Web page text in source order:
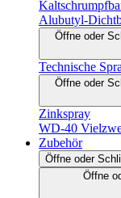
Alubutyl-
Öffne oder
Technische
Öffne oder
Zinkspray
WD-40
Zubehör
Öffne oder
Öffne